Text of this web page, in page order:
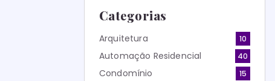
Categorias
Arquitetura 10
Automação Residencial 40
Condomínio 15